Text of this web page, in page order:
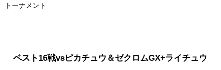
トーナメント
ベスト16戦vsピカチュウ＆ゼクロムGX+ライチュウ